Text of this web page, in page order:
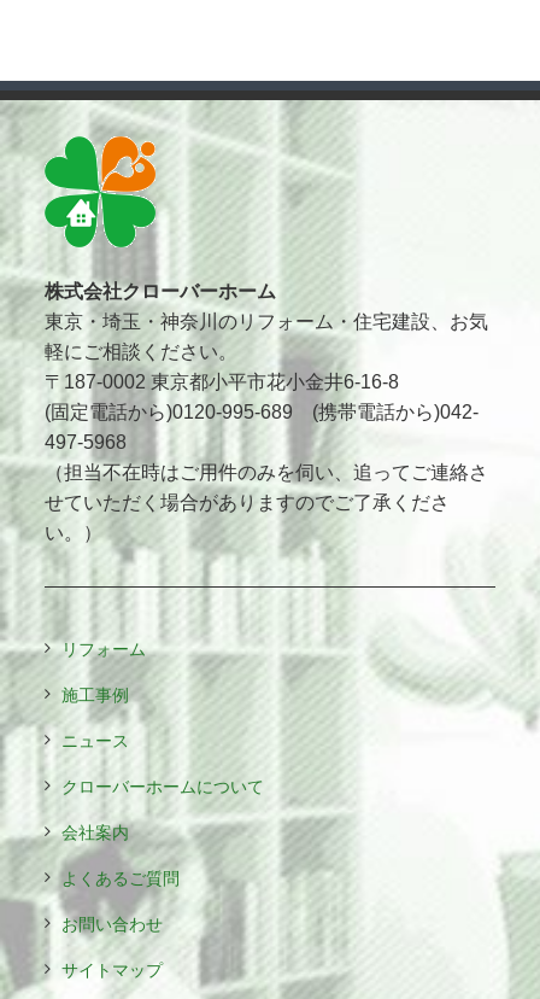
株式会社クローバーホーム
東京・埼玉・神奈川のリフォーム・住宅建設、お気
軽にご相談ください。
〒187-0002 東京都小平市花小金井6-16-8
(固定電話から)0120-995-689 (携帯電話から)042-
497-5968
（担当不在時はご用件のみを伺い、追ってご連絡さ
せていただく場合がありますのでご了承くださ
い。）
リフォーム
施工事例
ニュース
クローバーホームについて
会社案内
よくあるご質問
お問い合わせ
サイトマップ